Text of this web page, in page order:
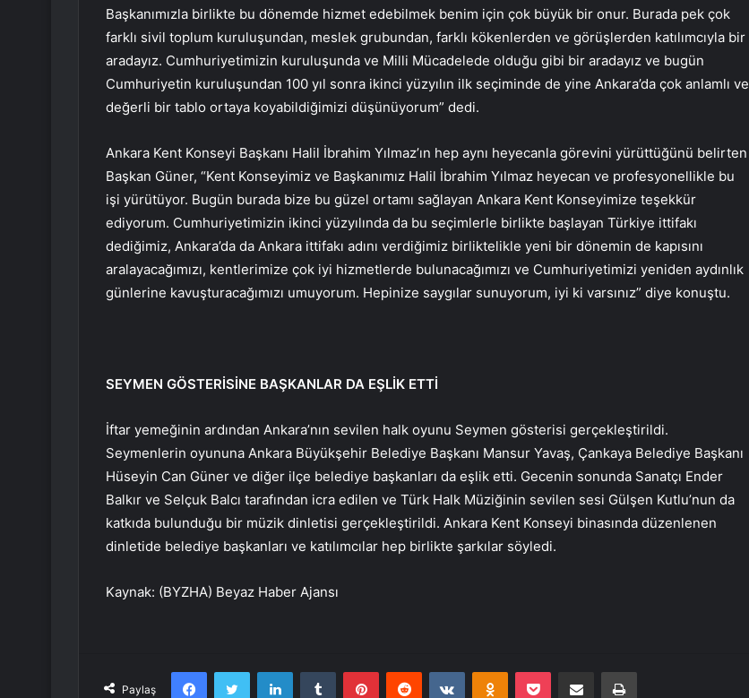
Başkanımızla birlikte bu dönemde hizmet edebilmek benim için çok büyük bir onur. Burada pek çok
farklı sivil toplum kuruluşundan, meslek grubundan, farklı kökenlerden ve görüşlerden katılımcıyla bir
aradayız. Cumhuriyetimizin kuruluşunda ve Milli Mücadelede olduğu gibi bir aradayız ve bugün
Cumhuriyetin kuruluşundan 100 yıl sonra ikinci yüzyılın ilk seçiminde de yine Ankara’da çok anlamlı ve
değerli bir tablo ortaya koyabildiğimizi düşünüyorum” dedi.
Ankara Kent Konseyi Başkanı Halil İbrahim Yılmaz’ın hep aynı heyecanla görevini yürüttüğünü belirten
Başkan Güner, “Kent Konseyimiz ve Başkanımız Halil İbrahim Yılmaz heyecan ve profesyonellikle bu
işi yürütüyor. Bugün burada bize bu güzel ortamı sağlayan Ankara Kent Konseyimize teşekkür
ediyorum. Cumhuriyetimizin ikinci yüzyılında da bu seçimlerle birlikte başlayan Türkiye ittifakı
dediğimiz, Ankara’da da Ankara ittifakı adını verdiğimiz birliktelikle yeni bir dönemin de kapısını
aralayacağımızı, kentlerimize çok iyi hizmetlerde bulunacağımızı ve Cumhuriyetimizi yeniden aydınlık
günlerine kavuşturacağımızı umuyorum. Hepinize saygılar sunuyorum, iyi ki varsınız” diye konuştu.
SEYMEN GÖSTERİSİNE BAŞKANLAR DA EŞLİK ETTİ
İftar yemeğinin ardından Ankara’nın sevilen halk oyunu Seymen gösterisi gerçekleştirildi.
Seymenlerin oyununa Ankara Büyükşehir Belediye Başkanı Mansur Yavaş, Çankaya Belediye Başkanı
Hüseyin Can Güner ve diğer ilçe belediye başkanları da eşlik etti. Gecenin sonunda Sanatçı Ender
Balkır ve Selçuk Balcı tarafından icra edilen ve Türk Halk Müziğinin sevilen sesi Gülşen Kutlu’nun da
katkıda bulunduğu bir müzik dinletisi gerçekleştirildi. Ankara Kent Konseyi binasında düzenlenen
dinletide belediye başkanları ve katılımcılar hep birlikte şarkılar söyledi.
Kaynak: (BYZHA) Beyaz Haber Ajansı
Paylaş
FacebookTwitter LinkedInTumblr PinterestReddit VKontakteOdnoklassniki
Pocket E-Posta ile paylaş Yazdır